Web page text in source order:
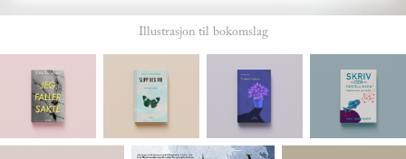
Illustrasjon til bokomslag